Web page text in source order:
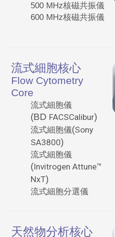
500 MHz核磁共振儀
600 MHz核磁共振儀
流式細胞核心
Flow Cytometry
Core
流式細胞儀
(BD FACSCalibur)
流式細胞儀(Sony
SA3800)
流式細胞儀
(Invitrogen Attune™
NxT)
流式細胞分選儀
天然物分析核心